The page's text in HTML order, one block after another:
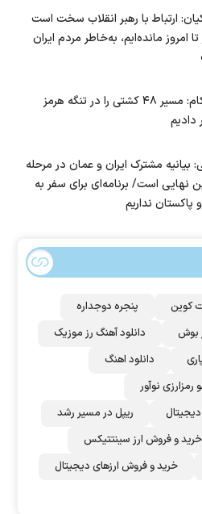
ارتباط با رهبر انقلاب سخت است
امروز مانده‌ایم، به‌خاطر مردم ایران
سنتکام: مسیر ۴۸ کشتی را در تنگه هرمز
دادیم
بیانیه مشترک ایران و عمان در مرحله
نهایی است/ برنامه‌ای برای سفر به
پاکستان نداریم
کوین
پنجره دوجداره
بوش
دانلود آهنگ رز‌ موزیک
دانلود اهنگ
رمزارزی نوآور
ریپل در مسیر رشد
خرید و فروش ارز سینتتیکس
خرید و فروش ارزهای دیجیتال